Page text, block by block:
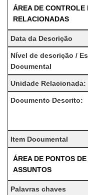
ÁREA DE CONTROLE
RELACIONADAS
Data da Descrição
Nível de descrição /
Documental
Unidade Relacionada:
Documento Descrito:
Item Documental
ÁREA DE PONTOS
ASSUNTOS
Palavras chaves